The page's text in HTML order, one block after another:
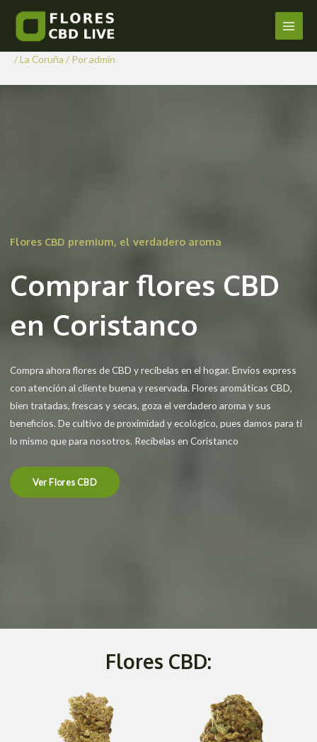
contenido
Main
Comprar Flores CBD en
Coristanco
/La Coruña / Poradmin
Flores CBD premium, el verdadero aroma
Comprar flores CBD
en Coristanco
Compra ahora flores de CBD y recíbelas en el hogar. Envíos express
con atención al cliente buena y reservada. Flores aromáticas CBD,
bien tratadas, frescas y secas, goza el verdadero aroma y sus
beneficios. De cultivo de proximidad y ecológico, pues damos para ti
lo mismo que para nosotros. Recíbelas en Coristanco
Ver Flores CBD
Flores CBD: